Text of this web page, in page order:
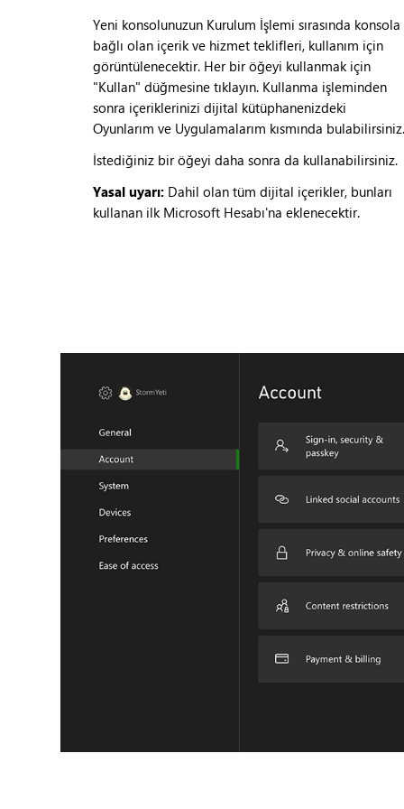
Yeni konsolunuzun Kurulum İşlemi sırasında konsola
bağlı olan içerik ve hizmet teklifleri, kullanım için
görüntülenecektir. Her bir öğeyi kullanmak için
"Kullan" düğmesine tıklayın. Kullanma işleminden
sonra içeriklerinizi dijital kütüphanenizdeki
Oyunlarım ve Uygulamalarım kısmında
İstediğiniz bir öğeyi daha sonra da kullanabilirsiniz.
Yasal uyarı: Dahil olan tüm dijital içerikler, bunları
kullanan ilk Microsoft Hesabı'na eklenecektir.